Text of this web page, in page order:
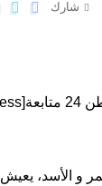
شارك
و الأسد، يعيش